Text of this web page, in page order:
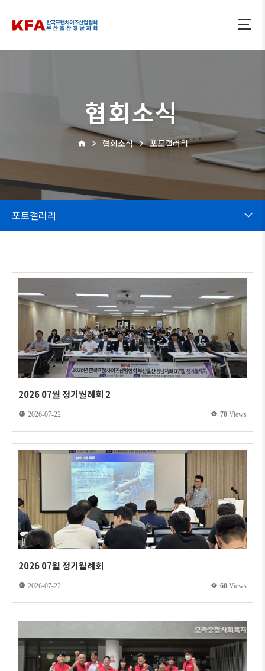
협회소식
협회소식 포토갤러리
포토갤러리
2026 07월 정기월례회 2
2026-07-22 70 Views
2026 07월 정기월례회
2026-07-22 60 Views